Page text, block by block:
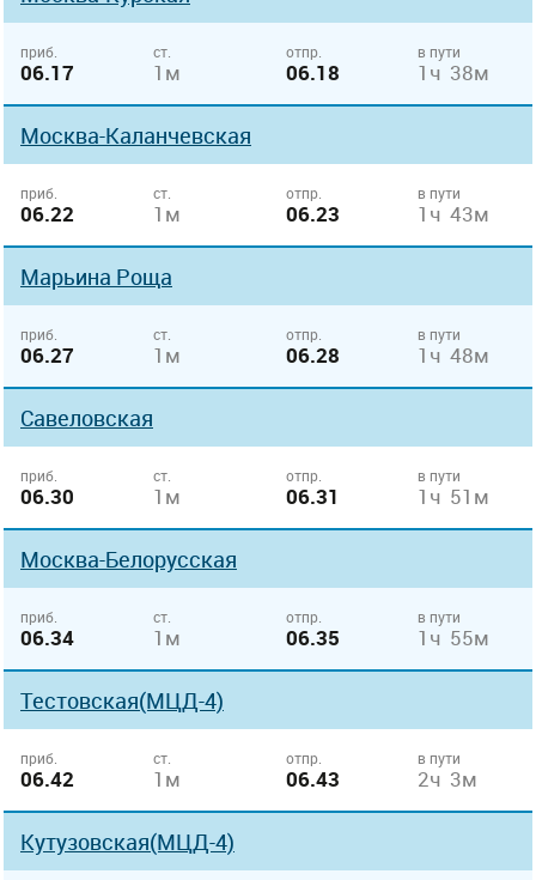
приб.
06.17
ст.
1м
отпр.
06.18
в пути
1ч 38м
Москва-Каланчевская
приб.
06.22
ст.
1м
отпр.
06.23
в пути
1ч 43м
Марьина Роща
приб.
06.27
ст.
1м
отпр.
06.28
в пути
1ч 48м
Савеловская
приб.
06.30
ст.
1м
отпр.
06.31
в пути
1ч 51м
Москва-Белорусская
приб.
06.34
ст.
1м
отпр.
06.35
в пути
1ч 55м
Тестовская(МЦД-4)
приб.
06.42
ст.
1м
отпр.
06.43
в пути
2ч 3м
Кутузовская(МЦД-4)